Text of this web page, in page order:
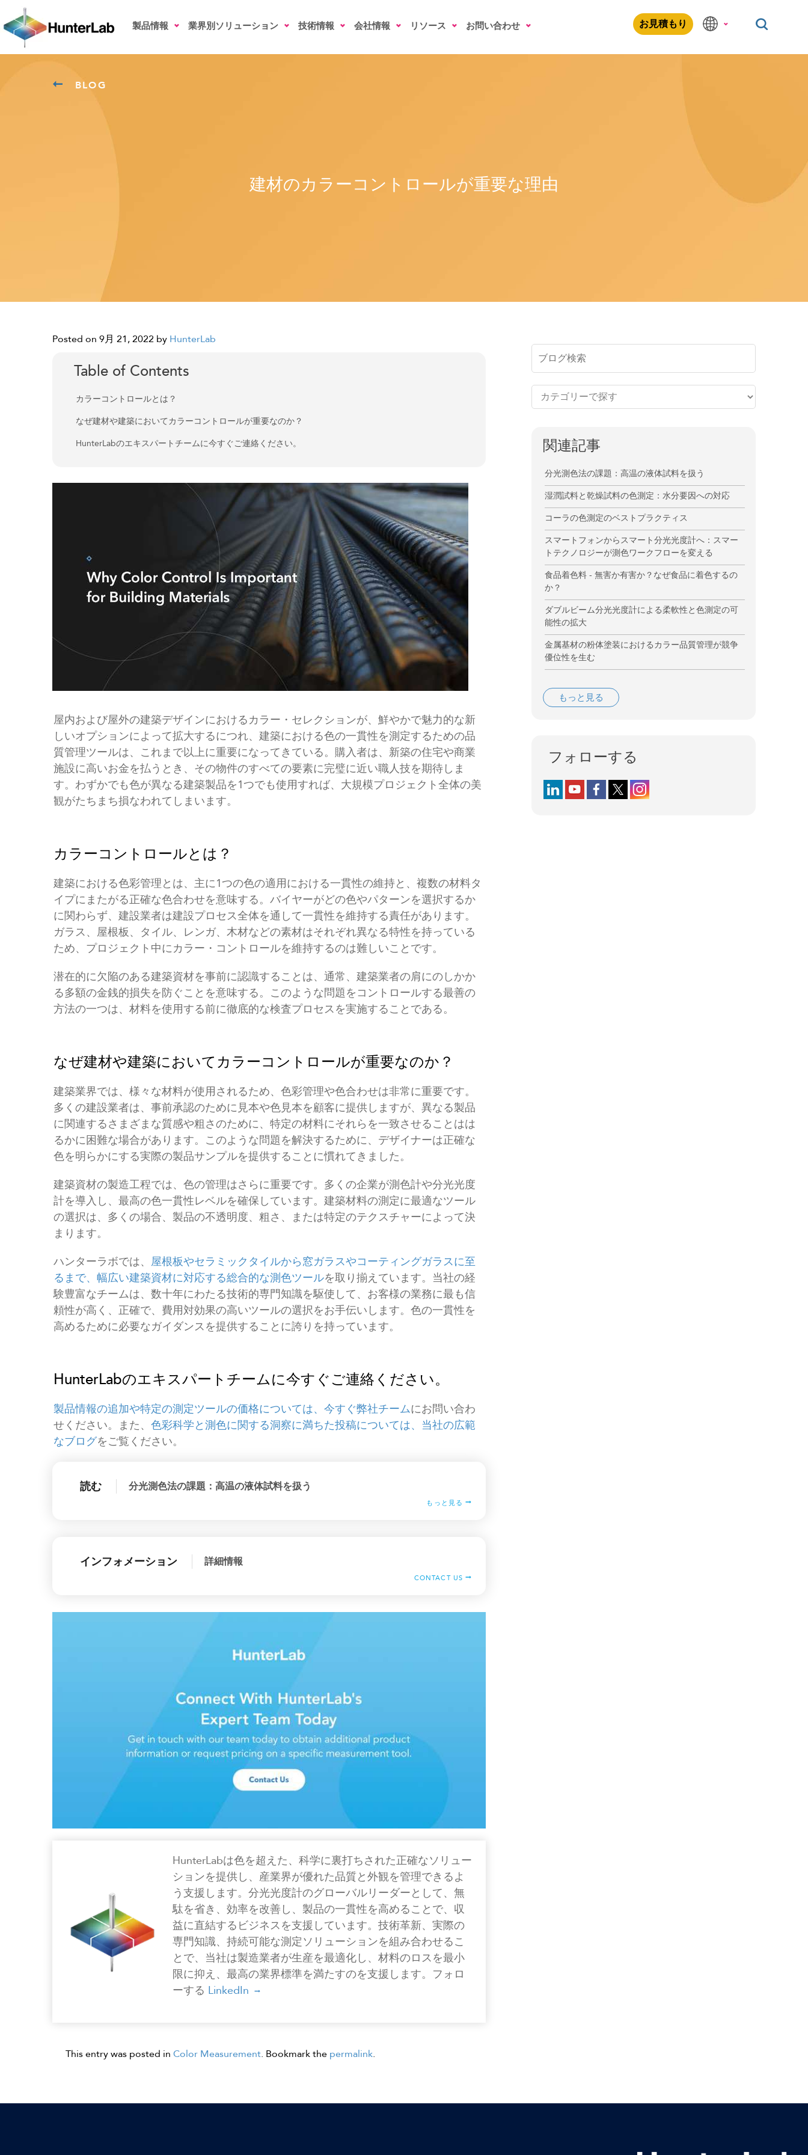
製品情報 業界別ソリューション 技術情報 会社情報 リソース お問い合わせ お見積もり
BLOG
建材のカラーコントロールが重要な理由
Posted on 9月 21, 2022 by HunterLab
Table of Contents
カラーコントロールとは？
なぜ建材や建築においてカラーコントロールが重要なのか？
HunterLabのエキスパートチームに今すぐご連絡ください。
屋内および屋外の建築デザインにおけるカラー・セレクションが、鮮やかで魅力的な新
しいオプションによって拡大するにつれ、建築における色の一貫性を測定するための品
質管理ツールは、これまで以上に重要になってきている。購入者は、新築の住宅や商業
施設に高いお金を払うとき、その物件のすべての要素に完璧に近い職人技を期待しま
す。わずかでも色が異なる建築製品を1つでも使用すれば、大規模プロジェクト全体の美
観がたちまち損なわれてしまいます。
カラーコントロールとは？
建築における色彩管理とは、主に1つの色の適用における一貫性の維持と、複数の材料タ
イプにまたがる正確な色合わせを意味する。バイヤーがどの色やパターンを選択するか
に関わらず、建設業者は建設プロセス全体を通して一貫性を維持する責任があります。
ガラス、屋根板、タイル、レンガ、木材などの素材はそれぞれ異なる特性を持っている
ため、プロジェクト中にカラー・コントロールを維持するのは難しいことです。
潜在的に欠陥のある建築資材を事前に認識することは、通常、建築業者の肩にのしかか
る多額の金銭的損失を防ぐことを意味する。このような問題をコントロールする最善の
方法の一つは、材料を使用する前に徹底的な検査プロセスを実施することである。
なぜ建材や建築においてカラーコントロールが重要なのか？
建築業界では、様々な材料が使用されるため、色彩管理や色合わせは非常に重要です。
多くの建設業者は、事前承認のために見本や色見本を顧客に提供しますが、異なる製品
に関連するさまざまな質感や粗さのために、特定の材料にそれらを一致させることはは
るかに困難な場合があります。このような問題を解決するために、デザイナーは正確な
色を明らかにする実際の製品サンプルを提供することに慣れてきました。
建築資材の製造工程では、色の管理はさらに重要です。多くの企業が測色計や分光光度
計を導入し、最高の色一貫性レベルを確保しています。建築材料の測定に最適なツール
の選択は、多くの場合、製品の不透明度、粗さ、または特定のテクスチャーによって決
まります。
ハンターラボでは、 屋根板やセラミックタイルから窓ガラスやコーティングガラスに至
るまで、幅広い建築資材に対応する総合的な測色ツールを取り揃えています。当社の経
験豊富なチームは、数十年にわたる技術的専門知識を駆使して、お客様の業務に最も信
頼性が高く、正確で、費用対効果の高いツールの選択をお手伝いします。色の一貫性を
高めるために必要なガイダンスを提供することに誇りを持っています。
HunterLabのエキスパートチームに今すぐご連絡ください。
製品情報の追加や特定の測定ツールの価格については、今すぐ弊社チームにお問い合わ
せください。また、 色彩科学と測色に関する洞察に満ちた投稿については、当社の広範
なブログをご覧ください。
読む 分光測色法の課題：高温の液体試料を扱う
もっと見る
インフォメーション 詳細情報
CONTACT US
HunterLabは色を超えた、科学に裏打ちされた正確なソリュー
ションを提供し、産業界が優れた品質と外観を管理できるよ
う支援します。分光光度計のグローバルリーダーとして、無
駄を省き、効率を改善し、製品の一貫性を高めることで、収
益に直結するビジネスを支援しています。技術革新、実際の
専門知識、持続可能な測定ソリューションを組み合わせるこ
とで、当社は製造業者が生産を最適化し、材料のロスを最小
限に抑え、最高の業界標準を満たすのを支援します。フォロ
ーする LinkedIn
This entry was posted in Color Measurement. Bookmark the permalink.
関連記事
分光測色法の課題：高温の液体試料を扱う
湿潤試料と乾燥試料の色測定：水分要因への対応
コーラの色測定のベストプラクティス
スマートフォンからスマート分光光度計へ：スマー
トテクノロジーが測色ワークフローを変える
食品着色料 - 無害か有害か？なぜ食品に着色するの
か？
ダブルビーム分光光度計による柔軟性と色測定の可
能性の拡大
金属基材の粉体塗装におけるカラー品質管理が競争
優位性を生む
もっと見る
フォローする
Follow us on LinkedIn
Follow us on YouTube
Follow us on Facebook
Follow us on X (formerly Twitter)
Follow us on Instagram